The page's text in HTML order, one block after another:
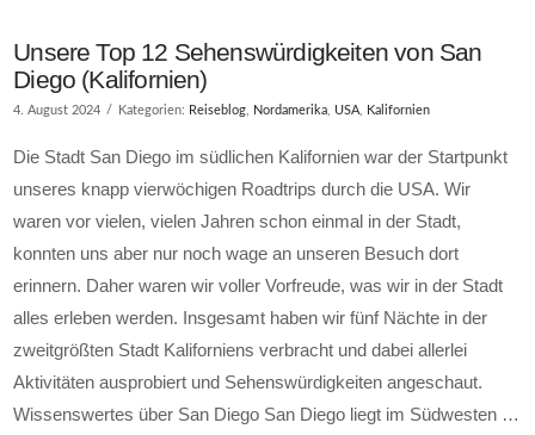
Unsere Top 12 Sehenswürdigkeiten von San
Diego (Kalifornien)
4. August 2024 Kategorien: Reiseblog Nordamerika USA Kalifornien
Die Stadt San Diego im südlichen Kalifornien war der Startpunkt
unseres knapp vierwöchigen Roadtrips durch die USA. Wir
waren vor vielen, vielen Jahren schon einmal in der Stadt,
konnten uns aber nur noch wage an unseren Besuch dort
erinnern. Daher waren wir voller Vorfreude, was wir in der Stadt
alles erleben werden. Insgesamt haben wir fünf Nächte in der
zweitgrößten Stadt Kaliforniens verbracht und dabei allerlei
Aktivitäten ausprobiert und Sehenswürdigkeiten angeschaut.
Wissenswertes über San Diego San Diego liegt im Südwesten …